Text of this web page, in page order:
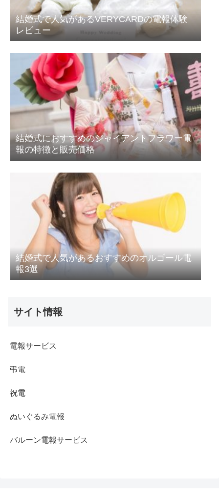
結婚式で人気があるVERYCARDの電報体験
レビュー
結婚式におすすめのジャイアントフラワー電
報の特徴と販売価格
結婚式で人気があるおすすめのオルゴール電
報3選
サイト情報
電報サービス
弔電
祝電
ぬいぐるみ電報
バルーン電報サービス